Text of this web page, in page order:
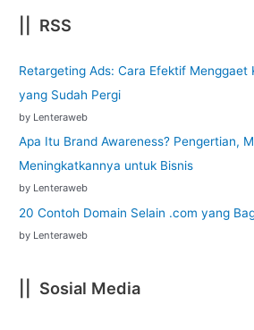
|| RSS
Retargeting Ads: Cara Efektif Menggaet
yang Sudah Pergi
by Lenteraweb
Apa Itu Brand Awareness? Pengertian,
Meningkatkannya untuk Bisnis
by Lenteraweb
20 Contoh Domain Selain .com yang
by Lenteraweb
|| Sosial Media